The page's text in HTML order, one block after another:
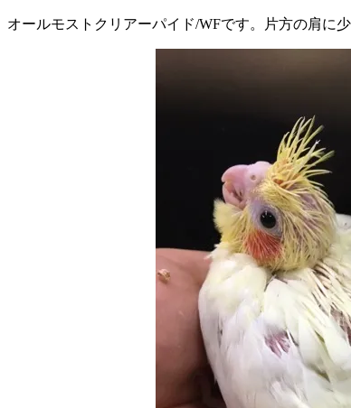
オールモストクリアーパイド/WFです。片方の肩に